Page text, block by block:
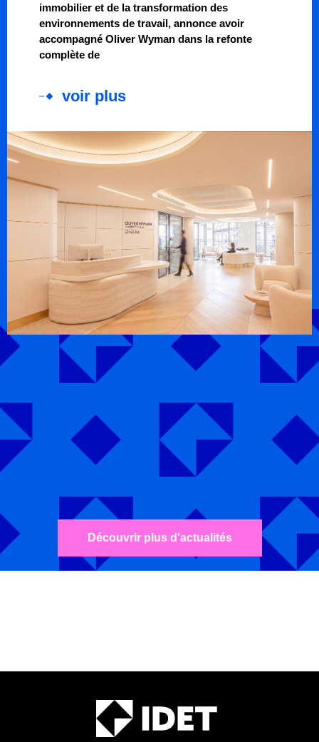
immobilier et de la transformation des
environnements de travail, annonce avoir
accompagné Oliver Wyman dans la refonte
complète de
voir plus
Découvrir plus d'actualités